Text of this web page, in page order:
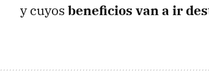
y cuyos beneficios van a ir